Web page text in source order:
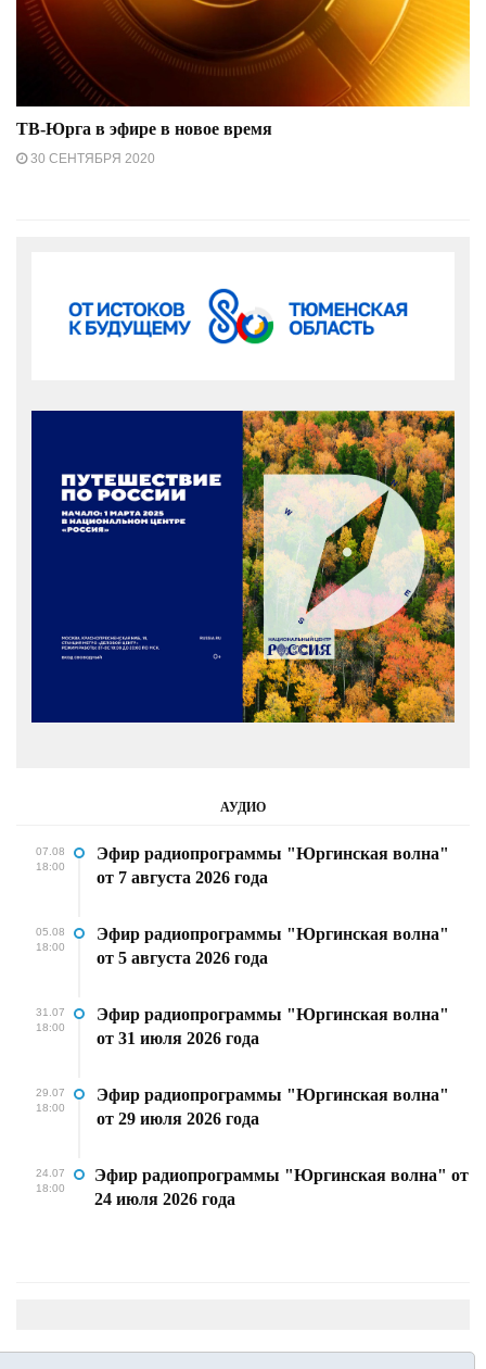
ТВ-Юрга в эфире в новое время
30 СЕНТЯБРЯ 2020
АУДИО
07.08
18:00
Эфир радиопрограммы "Юргинская волна"
от 7 августа 2026 года
05.08
18:00
Эфир радиопрограммы "Юргинская волна"
от 5 августа 2026 года
31.07
18:00
Эфир радиопрограммы "Юргинская волна"
от 31 июля 2026 года
29.07
18:00
Эфир радиопрограммы "Юргинская волна"
от 29 июля 2026 года
24.07
18:00
Эфир радиопрограммы "Юргинская волна" от
24 июля 2026 года